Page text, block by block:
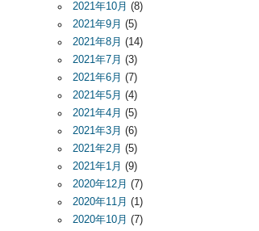
2021年10月 (8)
2021年9月 (5)
2021年8月 (14)
2021年7月 (3)
2021年6月 (7)
2021年5月 (4)
2021年4月 (5)
2021年3月 (6)
2021年2月 (5)
2021年1月 (9)
2020年12月 (7)
2020年11月 (1)
2020年10月 (7)